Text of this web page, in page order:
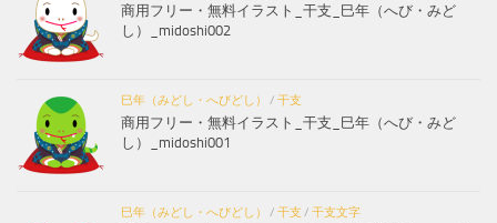
商用フリー・無料イラスト_干支_巳年（へび・みど
し）_midoshi002
巳年（みどし・へびどし） / 干支
商用フリー・無料イラスト_干支_巳年（へび・みど
し）_midoshi001
巳年（みどし・へびどし） / 干支 / 干支文字